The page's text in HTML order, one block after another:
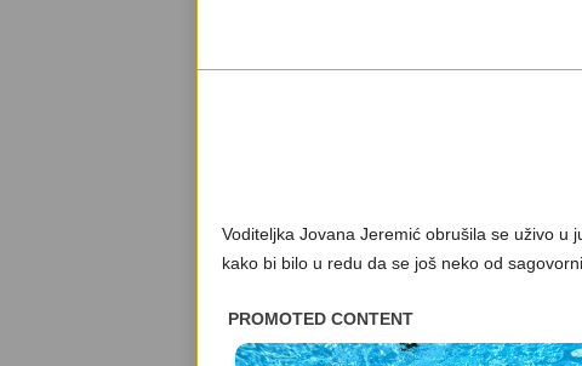
Voditeljka Jovana Jeremić obrušila se uživo u
kako bi bilo u redu da se još neko od